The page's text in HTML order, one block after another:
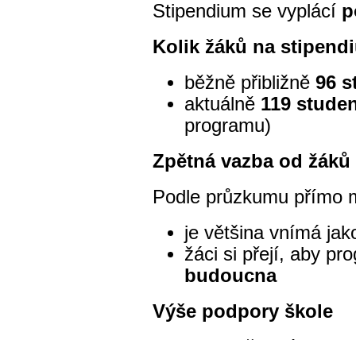
Stipendium se vyplácí
Kolik žáků na
běžně přibližně 96
aktuálně 119
programu)
Zpětná vazba od žáků
Podle průzkumu přímo
je většina vnímá
žáci si přejí, aby
budoucna
Výše podpory škole